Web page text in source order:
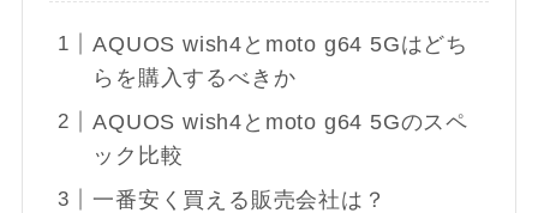
AQUOS wish4とmoto g64 5Gはどち
らを購入するべきか
AQUOS wish4とmoto g64 5Gのスペ
ック比較
一番安く買える販売会社は？